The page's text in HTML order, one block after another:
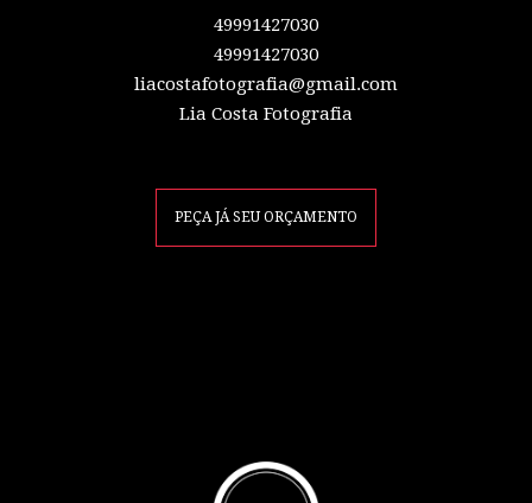
49991427030
49991427030
liacostafotografia@gmail.com
Lia Costa Fotografia
PEÇA JÁ SEU ORÇAMENTO